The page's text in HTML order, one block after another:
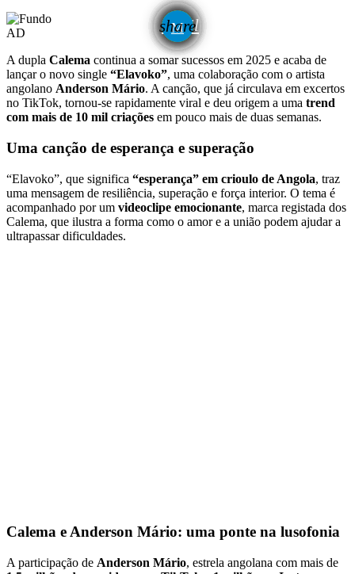
share
email
AD
A dupla Calema continua a somar sucessos em 2025 e acaba de
lançar o novo single “Elavoko”, uma colaboração com o artista
angolano Anderson Mário. A canção, que já circulava em excertos
no TikTok, tornou-se rapidamente viral e deu origem a uma trend
com mais de 10 mil criações em pouco mais de duas semanas.
Uma canção de esperança e superação
“Elavoko”, que significa “esperança” em crioulo de Angola, traz
uma mensagem de resiliência, superação e força interior. O tema é
acompanhado por um videoclipe emocionante, marca registada dos
Calema, que ilustra a forma como o amor e a união podem ajudar a
ultrapassar dificuldades.
Calema e Anderson Mário: uma ponte na lusofonia
A participação de Anderson Mário, estrela angolana com mais de